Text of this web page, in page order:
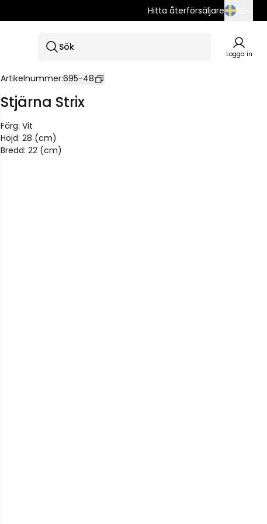
Hitta återförsäljare
SE
EN
Sök
Logga in
Artikelnummer:695-48
Stjärna Strix
Färg: Vit
Höjd: 28 (cm)
Bredd: 22 (cm)